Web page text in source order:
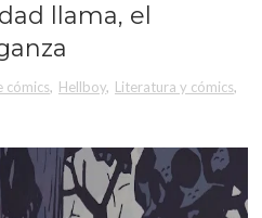
llama, el
cómics, Hellboy, Literatura y cómics,